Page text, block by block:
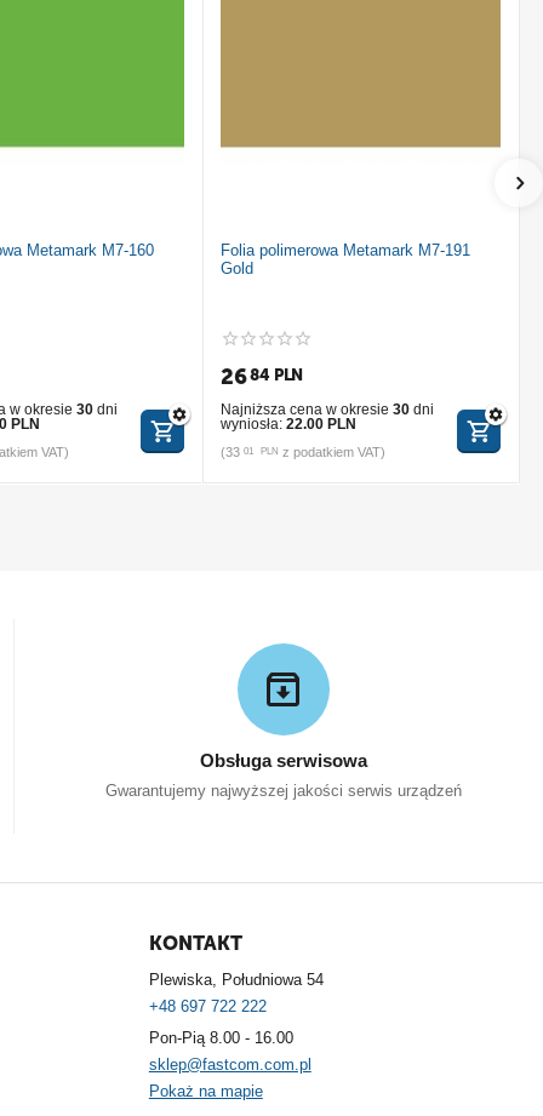
Metamark M7-160
w okresie 30 dni
PLN
VAT)
Folia polimerowa Metamark M7-191
Gold
2684 PLN
Najniższa cena w okresie 30 dni
wyniosła: 22.00 PLN
(33 01 PLN z podatkiem VAT)
Obsługa serwisowa
Gwarantujemy najwyższej jakości serwis urządzeń
KONTAKT
Plewiska, Południowa 54
+48 697 722 222
Pon-Pią 8.00 - 16.00
sklep@fastcom.com.pl
Pokaż na mapie